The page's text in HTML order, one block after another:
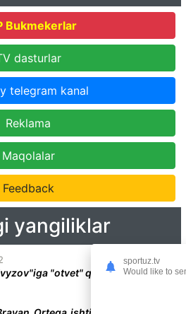
Bukmekerlar
dasturlar
telegram kanal
Reklama
Maqolalar
Feedback
yangiliklar
"otvet" qildi
sportuz.tv
Would like to